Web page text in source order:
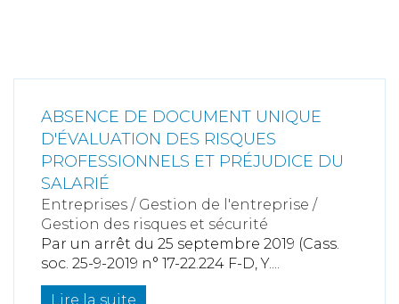
ABSENCE DE DOCUMENT UNIQUE
D'ÉVALUATION DES RISQUES
PROFESSIONNELS ET PRÉJUDICE DU
SALARIÉ
Entreprises / Gestion de l'entreprise /
Gestion des risques et sécurité
Par un arrêt du 25 septembre 2019 (Cass.
soc. 25-9-2019 n° 17-22.224 F-D, Y....
Lire la suite